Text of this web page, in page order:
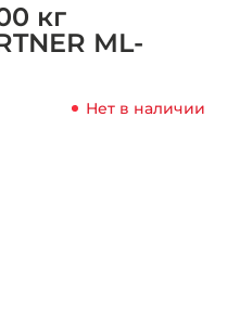
кг
ML-
Нет в наличии